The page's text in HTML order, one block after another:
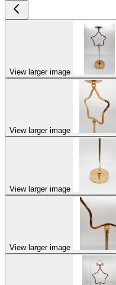
View larger image
View larger image
View larger image
View larger image